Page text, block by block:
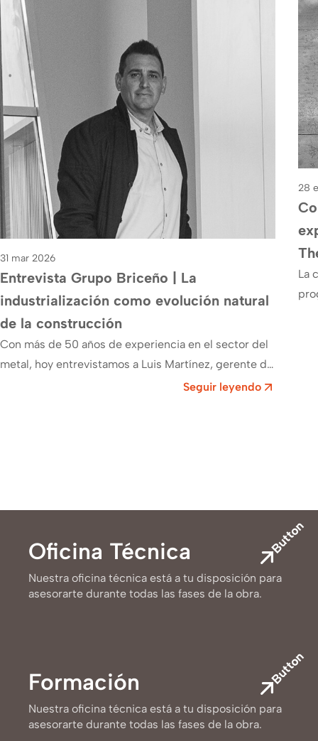
31 mar 2026
Entrevista Grupo Briceño | La
industrialización como evolución natural
de la construcción
Con más de 50 años de experiencia en el sector del
metal, hoy entrevistamos a Luis Martínez, gerente de
Seguir leyendo
28
La
Button
Oficina Técnica
Nuestra oficina técnica está a tu disposición para
asesorarte durante todas las fases de la obra.
Button
Formación
Nuestra oficina técnica está a tu disposición para
asesorarte durante todas las fases de la obra.